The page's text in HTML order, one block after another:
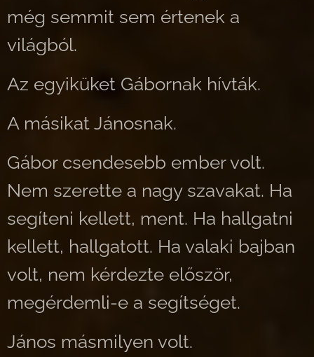
még semmit sem értenek a
világból.
Az egyiküket Gábornak hívták.
A másikat Jánosnak.
Gábor csendesebb ember volt.
Nem szerette a nagy szavakat. Ha
segíteni kellett, ment. Ha hallgatni
kellett, hallgatott. Ha valaki bajban
volt, nem kérdezte először,
megérdemli-e a segítséget.
János másmilyen volt.